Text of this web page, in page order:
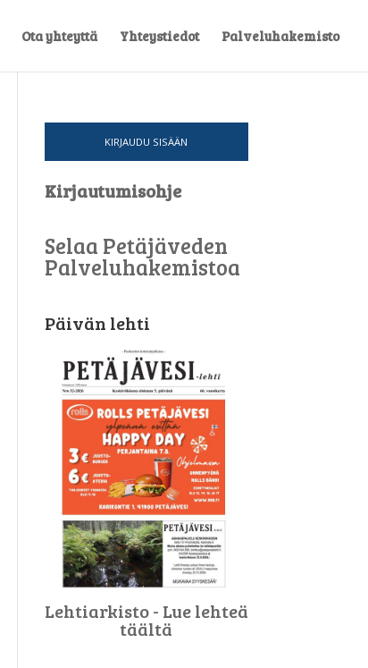
Ota yhteyttä Yhteystiedot Palveluhakemisto
KIRJAUDU SISÄÄN
Kirjautumisohje
Selaa Petäjäveden
Palveluhakemistoa
Päivän lehti
Lehtiarkisto - Lue lehteä
täältä